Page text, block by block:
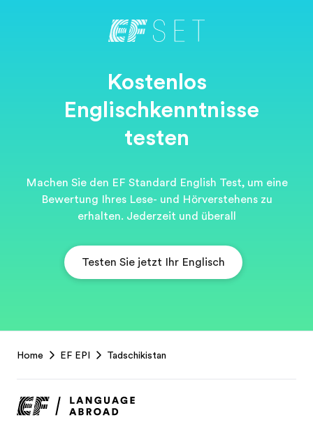
Kostenlos
Englischkenntnisse
testen
Machen Sie den EF Standard English Test, um eine
Bewertung Ihres Lese- und Hörverstehens zu
erhalten. Jederzeit und überall
Testen Sie jetzt Ihr Englisch
Footer
Home EF EPI Tadschikistan